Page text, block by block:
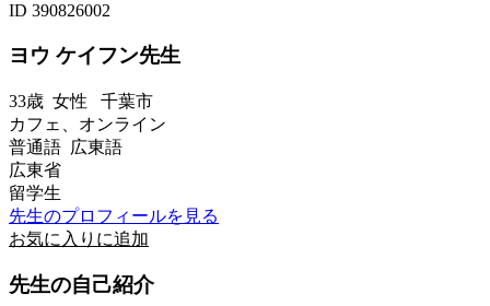
ID 390826002
ヨウ ケイフン先生
33歳 女性 千葉市
カフェ、オンライン
普通語 広東語
広東省
留学生
先生のプロフィールを見る
お気に入りに追加
先生の自己紹介